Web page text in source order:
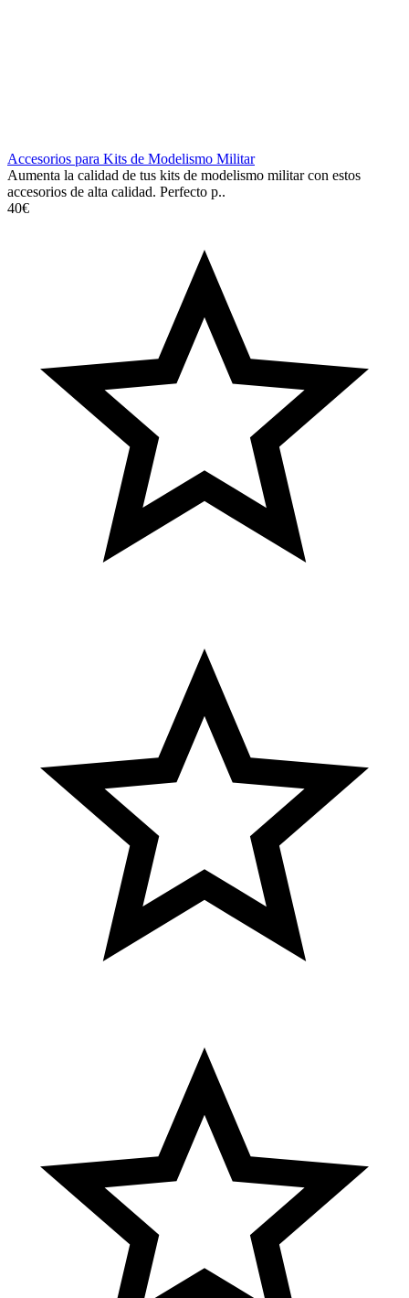
Accesorios para Kits de Modelismo Militar
Aumenta la calidad de tus kits de modelismo militar con estos
accesorios de alta calidad. Perfecto p..
40€